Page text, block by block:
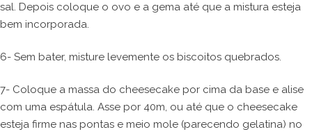
sal. Depois coloque o ovo e a gema até que a mistura esteja
bem incorporada.
6- Sem bater, misture levemente os biscoitos quebrados.
7- Coloque a massa do cheesecake por cima da base e alise
com uma espátula. Asse por 40m, ou até que o cheesecake
esteja firme nas pontas e meio mole (parecendo gelatina) no